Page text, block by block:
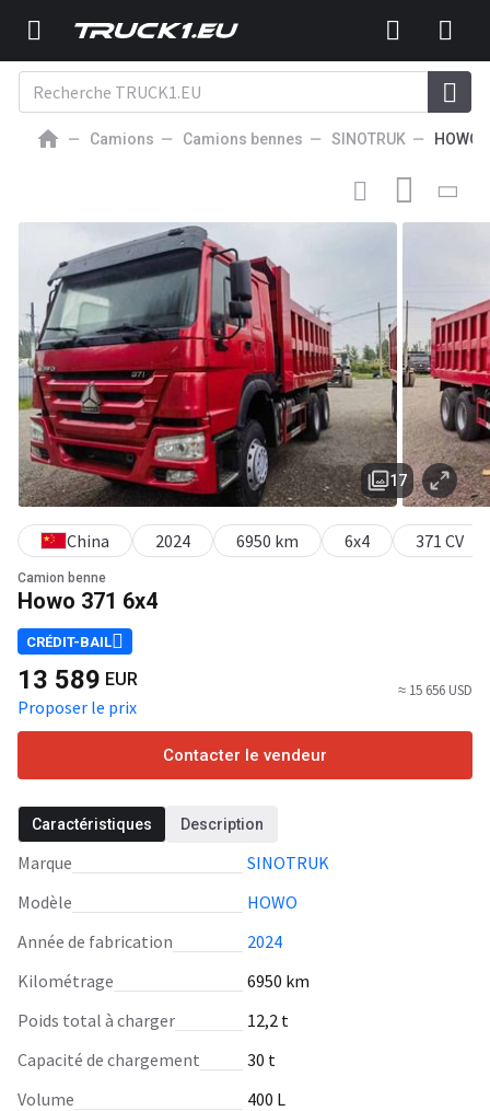
Camions Camions bennes SINOTRUK HOWO
Camion benne
Howo 371 6x4
17
China 2024 6950 km 6x4 371 CV
CRÉDIT-BAIL
13 589 EUR
Proposer le prix
≈ 15 656 USD
Contacter le vendeur
Caractéristiques Description
Marque
SINOTRUK
Modèle
HOWO
Année de fabrication
2024
Kilométrage
6950 km
Poids total à charger
12,2 t
Capacité de chargement
30 t
Volume
400 L